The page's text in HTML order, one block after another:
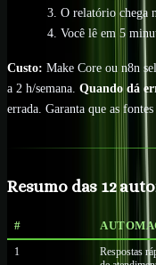
O relatório chega
Você lê em 5
Custo: Make Core ou n8n
a 2 h/semana. Quando dá
errada. Garanta que as fontes
Resumo das 12
#
1
Respostas